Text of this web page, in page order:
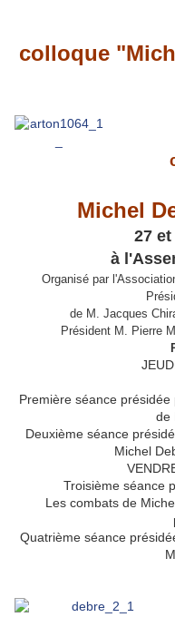
colloque
Michel
27
à
Organisé par
de M. Jacques
Président M. Pierre
Première séance
de
Deuxième séance
Michel
Troisième séance
Les combats de
Quatrième séance